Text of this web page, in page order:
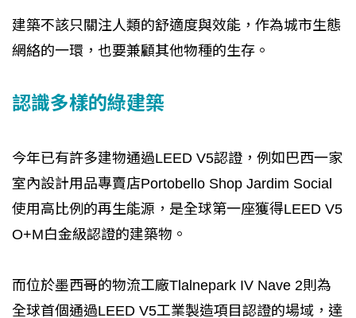
建築不該只關注人類的舒適度與效能，作為城市生態
網絡的一環，也要兼顧其他物種的生存。
認識多樣的綠建築
今年已有許多建物通過LEED V5認證，例如巴西一家
室內設計用品專賣店Portobello Shop Jardim Social
使用高比例的再生能源，是全球第一座獲得LEED V5
O+M白金級認證的建築物。
而位於墨西哥的物流工廠Tlalnepark IV Nave 2則為
全球首個通過LEED V5工業製造項目認證的場域，達